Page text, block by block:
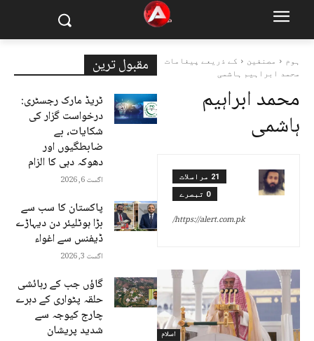
ہوم مصنفین
کے ذریعے پیغامات
محمد ابراہیم ہاشمی
محمد ابراہیم
ہاشمی
21 مراسلات
0 تبصرے
https://alert.com.pk/
اسلام
مقبول ترین
ٹریڈ مارک رجسٹری:
درخواست گزار کی
شکایات، بے
ضابطگیوں اور
دھوکہ دہی کا الزام
اگست 6, 2026
پاکستان کا سب سے
بڑا ہوٹلیئر دن دیہاڑے
ڈیفنس سے اغواء
اگست 3, 2026
گاؤں جب کے رہائشی
حلقہ پٹواری کے دہرے
چارج کیوجہ سے
شدید پریشان